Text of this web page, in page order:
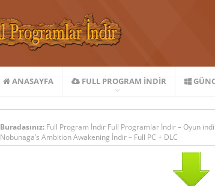
ANASAYFA FULL PROGRAM INDIR
Buradasınız: Full Program İndir Full Programlar İndir – Oyun
Nobunaga’s Ambition Awakening İndir – Full PC + DLC